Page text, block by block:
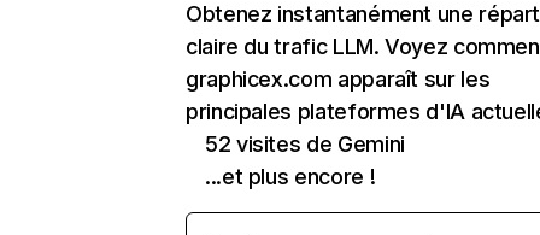
Obtenez instantanément une
claire du trafic LLM. Voyez
graphicex.com apparaît sur les
principales plateformes d'IA
52 visites de Gemini
...et plus encore !